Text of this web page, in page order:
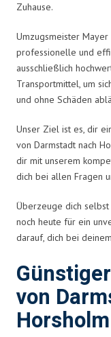
Zuhause.
Umzugsmeister
professionelle und
ausschließlich
Transportmittel, um
und ohne Schäden
Unser Ziel ist es, dir
von Darmstadt nach
dir mit unserem
dich bei allen Fragen
Überzeuge dich
noch heute für ein
darauf, dich bei
von
Horsholm